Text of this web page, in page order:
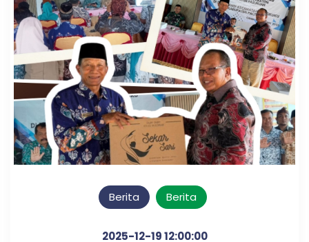
Berita Berita
2025-12-19 12:00:00